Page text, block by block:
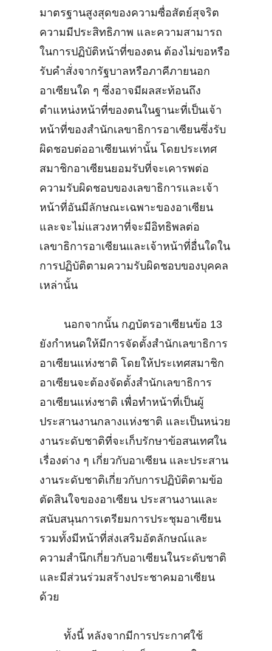
มาตรฐานสูงสุดของความซื่อสัตย์สุจริต
ความมีประสิทธิภาพ และความสามารถ
ในการปฏิบัติหน้าที่ของตน ต้องไม่ขอหรือ
รับคำสั่งจากรัฐบาลหรือภาคีภายนอก
อาเซียนใด ๆ ซึ่งอาจมีผลสะท้อนถึง
ตำแหน่งหน้าที่ของตนในฐานะที่เป็นเจ้า
หน้าที่ของสำนักเลขาธิการอาเซียนซึ่งรับ
ผิดชอบต่ออาเซียนเท่านั้น โดยประเทศ
สมาชิกอาเซียนยอมรับที่จะเคารพต่อ
ความรับผิดชอบของเลขาธิการและเจ้า
หน้าที่อันมีลักษณะเฉพาะของอาเซียน
และจะไม่แสวงหาที่จะมีอิทธิพลต่อ
เลขาธิการอาเซียนและเจ้าหน้าที่อื่นใดใน
การปฏิบัติตามความรับผิดชอบของบุคคล
เหล่านั้น
นอกจากนั้น กฎบัตรอาเซียนข้อ 13
ยังกำหนดให้มีการจัดตั้งสำนักเลขาธิการ
อาเซียนแห่งชาติ โดยให้ประเทศสมาชิก
อาเซียนจะต้องจัดตั้งสำนักเลขาธิการ
อาเซียนแห่งชาติ เพื่อทำหน้าที่เป็นผู้
ประสานงานกลางแห่งชาติ และเป็นหน่วย
งานระดับชาติที่จะเก็บรักษาข้อสนเทศใน
เรื่องต่าง ๆ เกี่ยวกับอาเซียน และประสาน
งานระดับชาติเกี่ยวกับการปฏิบัติตามข้อ
ตัดสินใจของอาเซียน ประสานงานและ
สนับสนุนการเตรียมการประชุมอาเซียน
รวมทั้งมีหน้าที่ส่งเสริมอัตลักษณ์และ
ความสำนึกเกี่ยวกับอาเซียนในระดับชาติ
และมีส่วนร่วมสร้างประชาคมอาเซียน
ด้วย
ทั้งนี้ หลังจากมีการประกาศใช้